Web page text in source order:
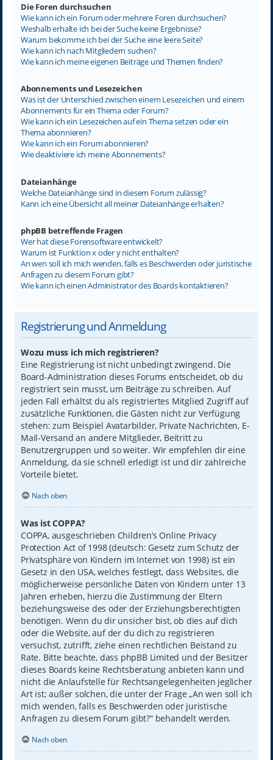
Die Foren durchsuchen
Wie kann ich ein Forum oder mehrere Foren durchsuchen?
Weshalb erhalte ich bei der Suche keine Ergebnisse?
Warum bekomme ich bei der Suche eine leere Seite?
Wie kann ich nach Mitgliedern suchen?
Wie kann ich meine eigenen Beiträge und Themen finden?
Abonnements und Lesezeichen
Was ist der Unterschied zwischen einem Lesezeichen und einem
Abonnements für ein Thema oder Forum?
Wie kann ich ein Lesezeichen auf ein Thema setzen oder ein
Thema abonnieren?
Wie kann ich ein Forum abonnieren?
Wie deaktiviere ich meine Abonnements?
Dateianhänge
Welche Dateianhänge sind in diesem Forum zulässig?
Kann ich eine Übersicht all meiner Dateianhänge erhalten?
phpBB betreffende Fragen
Wer hat diese Forensoftware entwickelt?
Warum ist Funktion x oder y nicht enthalten?
An wen soll ich mich wenden, falls es Beschwerden oder juristische
Anfragen zu diesem Forum gibt?
Wie kann ich einen Administrator des Boards kontaktieren?
Registrierung und Anmeldung
Wozu muss ich mich registrieren?
Eine Registrierung ist nicht unbedingt zwingend. Die
Board-Administration dieses Forums entscheidet, ob du
registriert sein musst, um Beiträge zu schreiben. Auf
jeden Fall erhältst du als registriertes Mitglied Zugriff auf
zusätzliche Funktionen, die Gästen nicht zur Verfügung
stehen: zum Beispiel Avatarbilder, Private Nachrichten, E-
Mail-Versand an andere Mitglieder, Beitritt zu
Benutzergruppen und so weiter. Wir empfehlen dir eine
Anmeldung, da sie schnell erledigt ist und dir zahlreiche
Vorteile bietet.
Nach oben
Was ist COPPA?
COPPA, ausgeschrieben Children’s Online Privacy
Protection Act of 1998 (deutsch: Gesetz zum Schutz der
Privatsphäre von Kindern im Internet von 1998) ist ein
Gesetz in den USA, welches festlegt, dass Websites, die
möglicherweise persönliche Daten von Kindern unter 13
Jahren erheben, hierzu die Zustimmung der Eltern
beziehungsweise des oder der Erziehungsberechtigten
benötigen. Wenn du dir unsicher bist, ob dies auf dich
oder die Website, auf der du dich zu registrieren
versuchst, zutrifft, ziehe einen rechtlichen Beistand zu
Rate. Bitte beachte, dass phpBB Limited und der Besitzer
dieses Boards keine Rechtsberatung anbieten kann und
nicht die Anlaufstelle für Rechtsangelegenheiten jeglicher
Art ist; außer solchen, die unter der Frage „An wen soll ich
mich wenden, falls es Beschwerden oder juristische
Anfragen zu diesem Forum gibt?“ behandelt werden.
Nach oben